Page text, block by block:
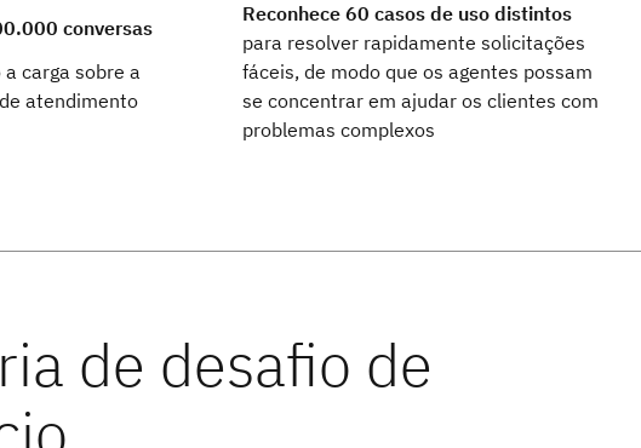
conversas
carga sobre a
atendimento
Reconhece 60 casos de uso distintos
para resolver rapidamente solicitações
fáceis, de modo que os agentes possam
se concentrar em ajudar os clientes com
problemas complexos